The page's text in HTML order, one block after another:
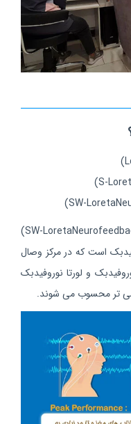
تکنیک اس دبلیو لورتا نوروفیدبک (SW-LoretaNeurofeedback)
است که در مرکز وصال
و لورتا نوروفیدبک
تر محسوب می شوند.